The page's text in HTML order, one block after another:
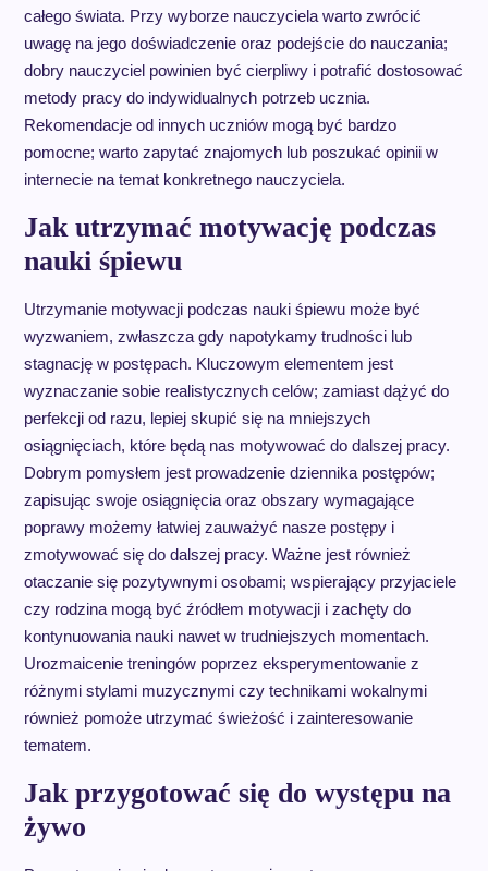
całego świata. Przy wyborze nauczyciela warto zwrócić
uwagę na jego doświadczenie oraz podejście do nauczania;
dobry nauczyciel powinien być cierpliwy i potrafić dostosować
metody pracy do indywidualnych potrzeb ucznia.
Rekomendacje od innych uczniów mogą być bardzo
pomocne; warto zapytać znajomych lub poszukać opinii w
internecie na temat konkretnego nauczyciela.
Jak utrzymać motywację podczas
nauki śpiewu
Utrzymanie motywacji podczas nauki śpiewu może być
wyzwaniem, zwłaszcza gdy napotykamy trudności lub
stagnację w postępach. Kluczowym elementem jest
wyznaczanie sobie realistycznych celów; zamiast dążyć do
perfekcji od razu, lepiej skupić się na mniejszych
osiągnięciach, które będą nas motywować do dalszej pracy.
Dobrym pomysłem jest prowadzenie dziennika postępów;
zapisując swoje osiągnięcia oraz obszary wymagające
poprawy możemy łatwiej zauważyć nasze postępy i
zmotywować się do dalszej pracy. Ważne jest również
otaczanie się pozytywnymi osobami; wspierający przyjaciele
czy rodzina mogą być źródłem motywacji i zachęty do
kontynuowania nauki nawet w trudniejszych momentach.
Urozmaicenie treningów poprzez eksperymentowanie z
różnymi stylami muzycznymi czy technikami wokalnymi
również pomoże utrzymać świeżość i zainteresowanie
tematem.
Jak przygotować się do występu na
żywo